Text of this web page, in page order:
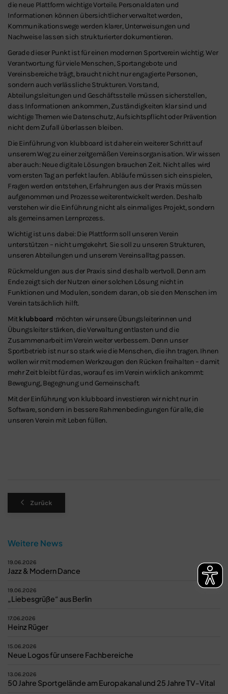
die neue Plattform wichtige Vorteile. Personaldaten und
Informationen können übersichtlicher verwaltet werden,
Kommunikationswege werden klarer, Unterweisungen und
Nachweise lassen sich strukturierter dokumentieren.
Gerade dieser Punkt ist für einen modernen Sportverein wichtig. Wer
Verantwortung für viele Menschen, Sportangebote und
Vereinsbereiche trägt, braucht nicht nur engagierte Personen,
sondern auch verlässliche Strukturen. Vorstand,
Abteilungsleitungen und Geschäftsstelle müssen sicherstellen,
dass Informationen ankommen, Zuständigkeiten klar sind und
wichtige Themen wie Datenschutz, Aufsichtspflicht oder Prävention
nicht dem Zufall überlassen bleiben.
Die Einführung von klubboard ist daher ein weiterer Schritt auf
unserem Weg zu einer zeitgemäßen Vereinsorganisation. Wir wissen
aber auch: Neue digitale Lösungen brauchen Zeit. Nicht alles wird
vom ersten Tag an perfekt laufen. Abläufe müssen sich einspielen,
Fragen werden entstehen, Erfahrungen aus der Praxis müssen
aufgenommen und Prozesse weiterentwickelt werden. Deshalb
verstehen wir die Einführung nicht als einmaliges Projekt, sondern
als gemeinsamen Lernprozess.
Wichtig ist uns dabei: Die Plattform soll unseren Verein
unterstützen – nicht umgekehrt. Sie soll zu unseren Strukturen,
unseren Abteilungen und unserem Vereinsalltag passen.
Rückmeldungen aus der Praxis sind deshalb wertvoll. Denn am
Ende zeigt sich der Nutzen einer solchen Lösung nicht in
Funktionen und Modulen, sondern daran, ob sie den Menschen im
Verein tatsächlich hilft.
Mitklubboard möchten wir unsere Übungsleiterinnen und
Übungsleiter stärken, die Verwaltung entlasten und die
Zusammenarbeit im Verein weiter verbessern. Denn unser
Sportbetrieb ist nur so stark wie die Menschen, die ihn tragen. Ihnen
wollen wir mit modernen Werkzeugen den Rücken freihalten – damit
mehr Zeit bleibt für das, worauf es im Verein wirklich ankommt:
Bewegung, Begegnung und Gemeinschaft.
Mit der Einführung von klubboard investieren wir nicht nur in
Software, sondern in bessere Rahmenbedingungen für alle, die
unseren Verein mit Leben füllen.
Zurück
Weitere News
19.06.2026
Jazz & Modern Dance
19.06.2026
„Liebesgrüße“ aus Berlin
17.06.2026
Heinz Rüger
15.06.2026
Neue Logos für unsere Fachbereiche
13.06.2026
50 Jahre Sportgelände am Europakanal und 25 Jahre TV-Vital